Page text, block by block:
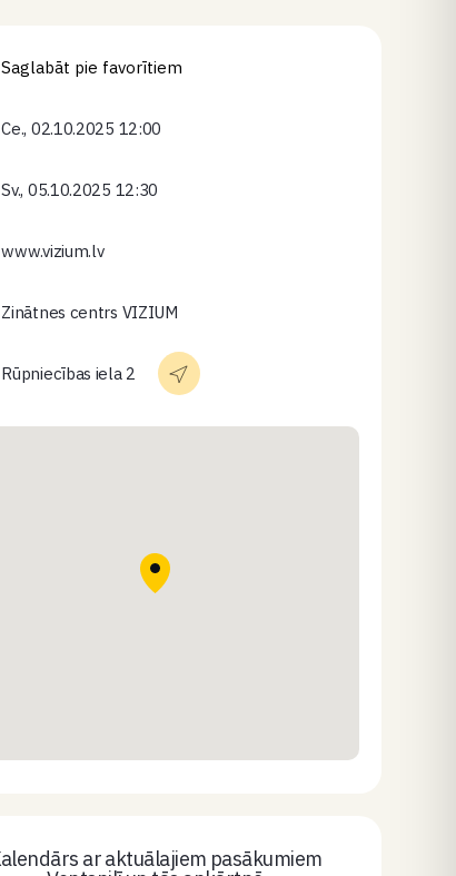
Saglabāt pie favorītiem
Ce., 02.10.2025 12:00
Sv., 05.10.2025 12:30
www.vizium.lv
Zinātnes centrs VIZIUM
Rūpniecības iela 2
ar aktuālajiem pasākumiem